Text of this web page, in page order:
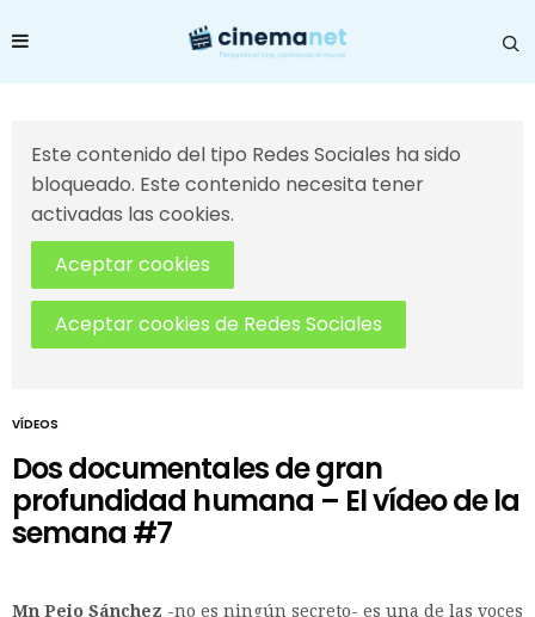
Este contenido del tipo Redes Sociales ha sido
bloqueado. Este contenido necesita tener
activadas las cookies.
Aceptar cookies
Aceptar cookies de Redes Sociales
VÍDEOS
Dos documentales de gran
profundidad humana – El vídeo de la
semana #7
Mn Peio Sánchez -no es ningún secreto- es una de las voces